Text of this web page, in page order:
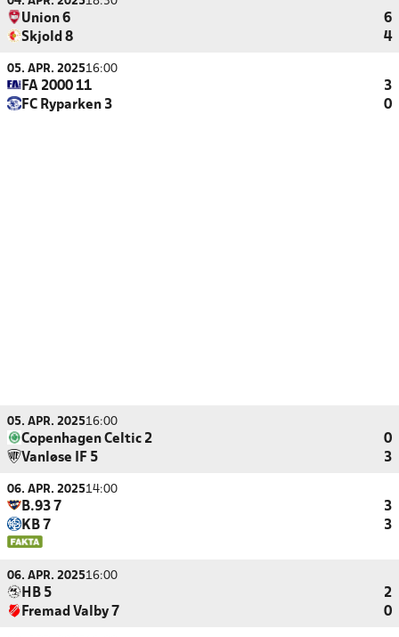
Union 6
6
Skjold 8
4
05. APR. 202516:00
FA 2000 11
3
FC Ryparken 3
0
05. APR. 202516:00
Copenhagen Celtic 2
0
Vanløse IF 5
3
06. APR. 202514:00
B.93 7
3
KB 7
3
06. APR. 202516:00
HB 5
2
Fremad Valby 7
0